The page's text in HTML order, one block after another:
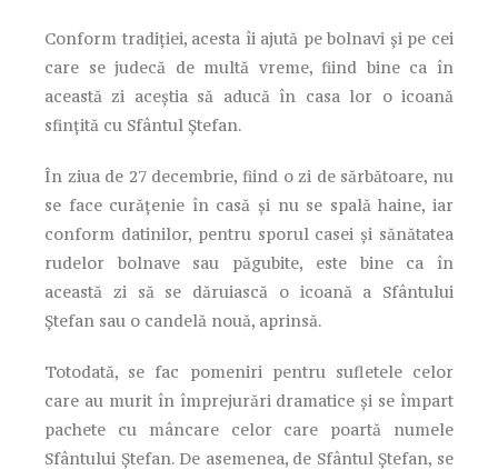
Conform tradiției, acesta îi ajută pe bolnavi și pe cei
care se judecă de multă vreme, fiind bine ca în
această zi aceștia să aducă în casa lor o icoană
sfințită cu Sfântul Ștefan.
În ziua de 27 decembrie, fiind o zi de sărbătoare, nu
se face curățenie în casă și nu se spală haine, iar
conform datinilor, pentru sporul casei şi sănătatea
rudelor bolnave sau păgubite, este bine ca în
această zi să se dăruiască o icoană a Sfântului
Ștefan sau o candelă nouă, aprinsă.
Totodată, se fac pomeniri pentru sufletele celor
care au murit în împrejurări dramatice și se împart
pachete cu mâncare celor care poartă numele
Sfântului Ștefan. De asemenea, de Sfântul Ștefan, se